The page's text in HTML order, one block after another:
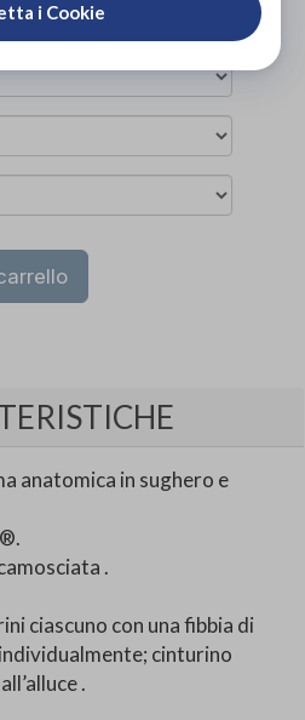
anatomica in sughero e
.
ciascuno con una fibbia di
cinturino
.
i Cookie